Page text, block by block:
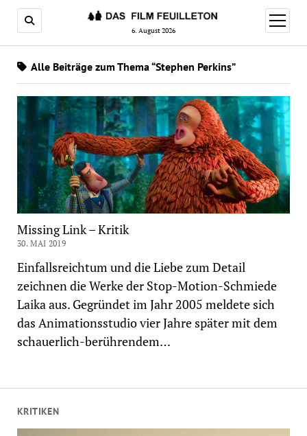
6. August 2026
Menü
öffnen
KRITIKEN
Alle Beiträge zum Thema “Stephen Perkins”
Missing Link – Kritik
30. MAI 2019
Einfallsreichtum und die Liebe zum Detail
zeichnen die Werke der Stop-Motion-Schmiede
Laika aus. Gegründet im Jahr 2005 meldete sich
das Animationsstudio vier Jahre später mit dem
schauerlich-berührendem…